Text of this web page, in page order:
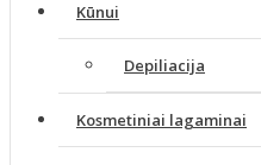
Kūnui
Depiliacija
Kosmetiniai lagaminai